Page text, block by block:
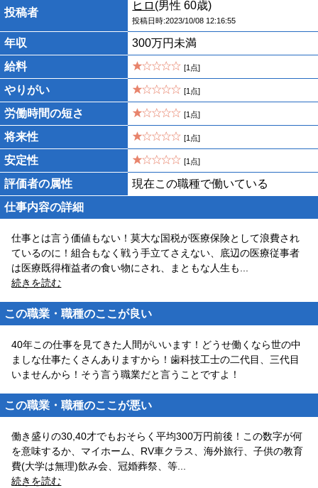
投稿者
ヒロ (男性 60歳)
投稿日時:2023/10/08 12:16:55
年収
300万円未満
給料
[1点]
やりがい [1点]
労働時間の短さ [1点]
将来性 [1点]
安定性 [1点]
評価者の属性
現在この職種で働いている
仕事内容の詳細
仕事とは言う価値もない！莫大な国税が医療保険として浪費され
ているのに！組合もなく戦う手立てさえない、底辺の医療従事者
は医療既得権益者の食い物にされ、まともな人生も
続きを読む
この職業・職種のここが良い
40年この仕事を見てきた人間がいいます！どうせ働くなら世の中
ましな仕事たくさんありますから！歯科技工士の二代目、三代目
いませんから！そう言う職業だと言うことですよ！
この職業・職種のここが悪い
働き盛りの30,40才でもおそらく平均300万円前後！この数字が何
を意味するか、マイホーム、RV車クラス、海外旅行、子供の教育
費(大学は無理)飲み会、冠婚葬祭、等
続きを読む